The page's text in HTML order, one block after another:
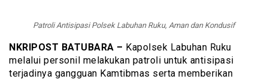
Patroli Antisipasi Polsek Labuhan Ruku, Aman dan Kondusif
NKRIPOST BATUBARA – Kapolsek Labuhan Ruku
melalui personil melakukan patroli untuk antisipasi
terjadinya gangguan Kamtibmas serta memberikan